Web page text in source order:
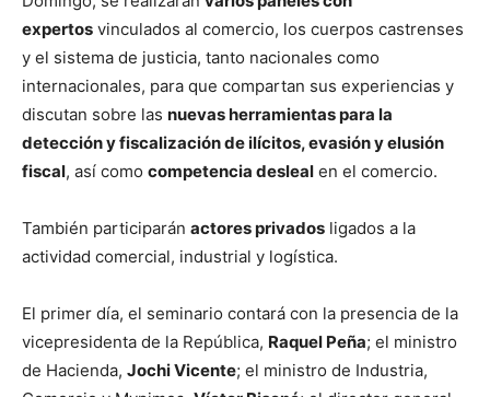
expertos vinculados al comercio, los cuerpos castrenses
y el sistema de justicia, tanto nacionales como
internacionales, para que compartan sus experiencias y
discutan sobre las nuevas herramientas para la
detección y fiscalización de ilícitos, evasión y elusión
fiscal, así como competencia desleal en el comercio.
También participarán actores privados ligados a la
actividad comercial, industrial y logística.
El primer día, el seminario contará con la presencia de la
vicepresidenta de la República, Raquel Peña; el ministro
de Hacienda, Jochi Vicente; el ministro de Industria,